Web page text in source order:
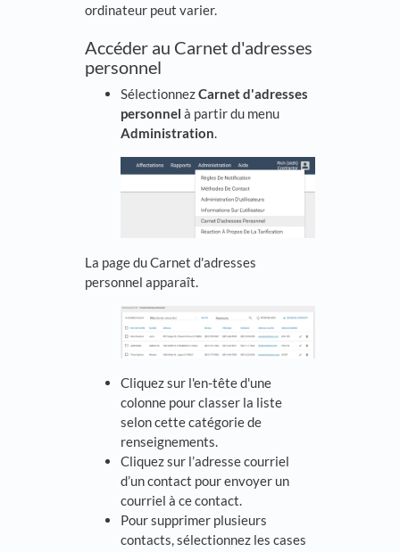
ordinateur peut varier.
Accéder au Carnet d'adresses
personnel
SélectionnezCarnet d'adresses
personnel à partir du menu
Administration.
La page du Carnet d'adresses
personnel apparaît.
Cliquez sur l'en-tête d'une
colonne pour classer la liste
selon cette catégorie de
renseignements.
Cliquez sur l’adresse courriel
d’un contact pour envoyer un
courriel à ce contact.
Pour supprimer plusieurs
contacts, sélectionnez les cases